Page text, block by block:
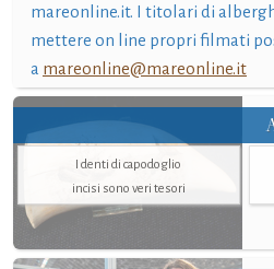
mareonline.it. I titolari di
mettere on line propri filmati
a mareonline@mareonline.it
I denti di capodoglio
incisi sono veri tesori